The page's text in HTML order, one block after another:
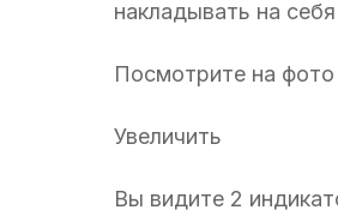
накладывать на
Посмотрите на
Увеличить
Вы видите 2